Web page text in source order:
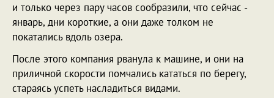
и только через пару часов сообразили, что сейчас -
январь, дни короткие, а они даже толком не
покатались вдоль озера.
После этого компания рванула к машине, и они на
приличной скорости помчались кататься по берегу,
стараясь успеть насладиться видами.